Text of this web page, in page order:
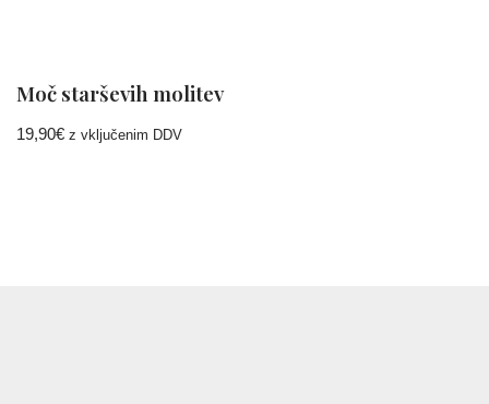
Moč starševih molitev
19,90€ z vključenim DDV